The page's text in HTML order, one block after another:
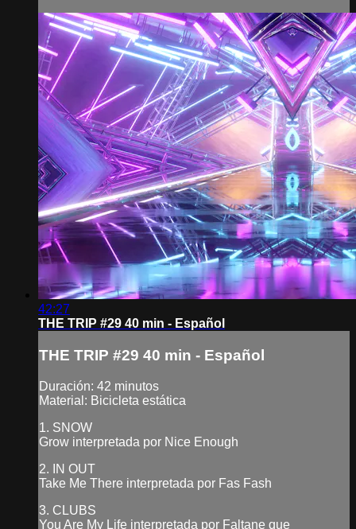
42:27
THE TRIP #29 40 min - Español
THE TRIP #29 40 min - Español
Duración: 42 minutos
Material: Bicicleta estática
1. SNOW
Grow interpretada por Nice Enough
2. IN OUT
Take Me There interpretada por Fas Fash
3. CLUBS
You Are My Life interpretada por Faltane que